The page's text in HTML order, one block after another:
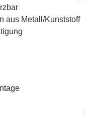
aus Metall/Kunststoff